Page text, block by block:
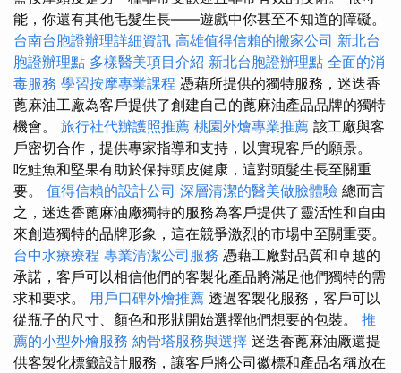
能，你還有其他毛髮生長——遊戲中你甚至不知道的障礙。
台南台胞證辦理詳細資訊 高雄值得信賴的搬家公司 新北台
胞證辦理點 多樣醫美項目介紹 新北台胞證辦理點 全面的消
毒服務 學習按摩專業課程 憑藉所提供的獨特服務，迷迭香
蓖麻油工廠為客戶提供了創建自己的蓖麻油產品品牌的獨特
機會。 旅行社代辦護照推薦 桃園外燴專業推薦 該工廠與客
戶密切合作，提供專家指導和支持，以實現客戶的願景。
吃鮭魚和堅果有助於保持頭皮健康，這對頭髮生長至關重
要。 值得信賴的設計公司 深層清潔的醫美做臉體驗 總而言
之，迷迭香蓖麻油廠獨特的服務為客戶提供了靈活性和自由
來創造獨特的品牌形象，這在競爭激烈的市場中至關重要。
台中水療療程 專業清潔公司服務 憑藉工廠對品質和卓越的
承諾，客戶可以相信他們的客製化產品將滿足他們獨特的需
求和要求。 用戶口碑外燴推薦 透過客製化服務，客戶可以
從瓶子的尺寸、顏色和形狀開始選擇他們想要的包裝。 推
薦的小型外燴服務 納骨塔服務與選擇 迷迭香蓖麻油廠還提
供客製化標籤設計服務，讓客戶將公司徽標和產品名稱放在